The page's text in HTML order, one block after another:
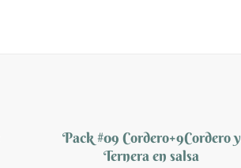
Pack #09 Cordero+9Cordero y
Ternera en salsa